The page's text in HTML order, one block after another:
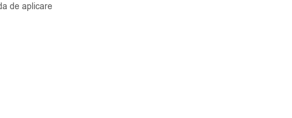
de aplicare